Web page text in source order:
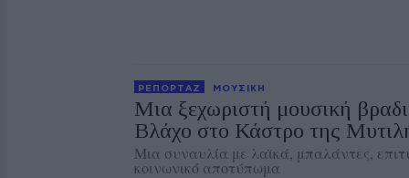
ΡΕΠΟΡΤΑΖ ΜΟΥΣΙΚΗ
Μια ξεχωριστή μουσική
Βλάχο στο Κάστρο της
Μια συναυλία με λαϊκά, μπαλάντες,
κοινωνικό αποτύπωμα